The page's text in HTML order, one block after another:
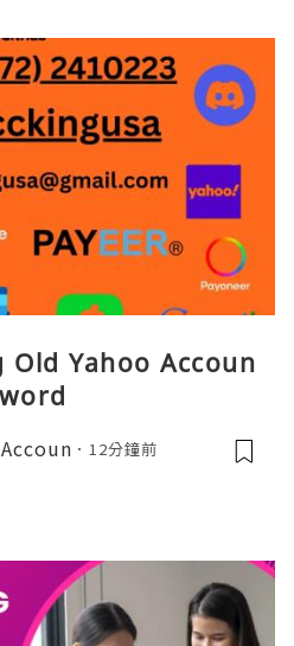
Old Yahoo Accoun
12分鐘前